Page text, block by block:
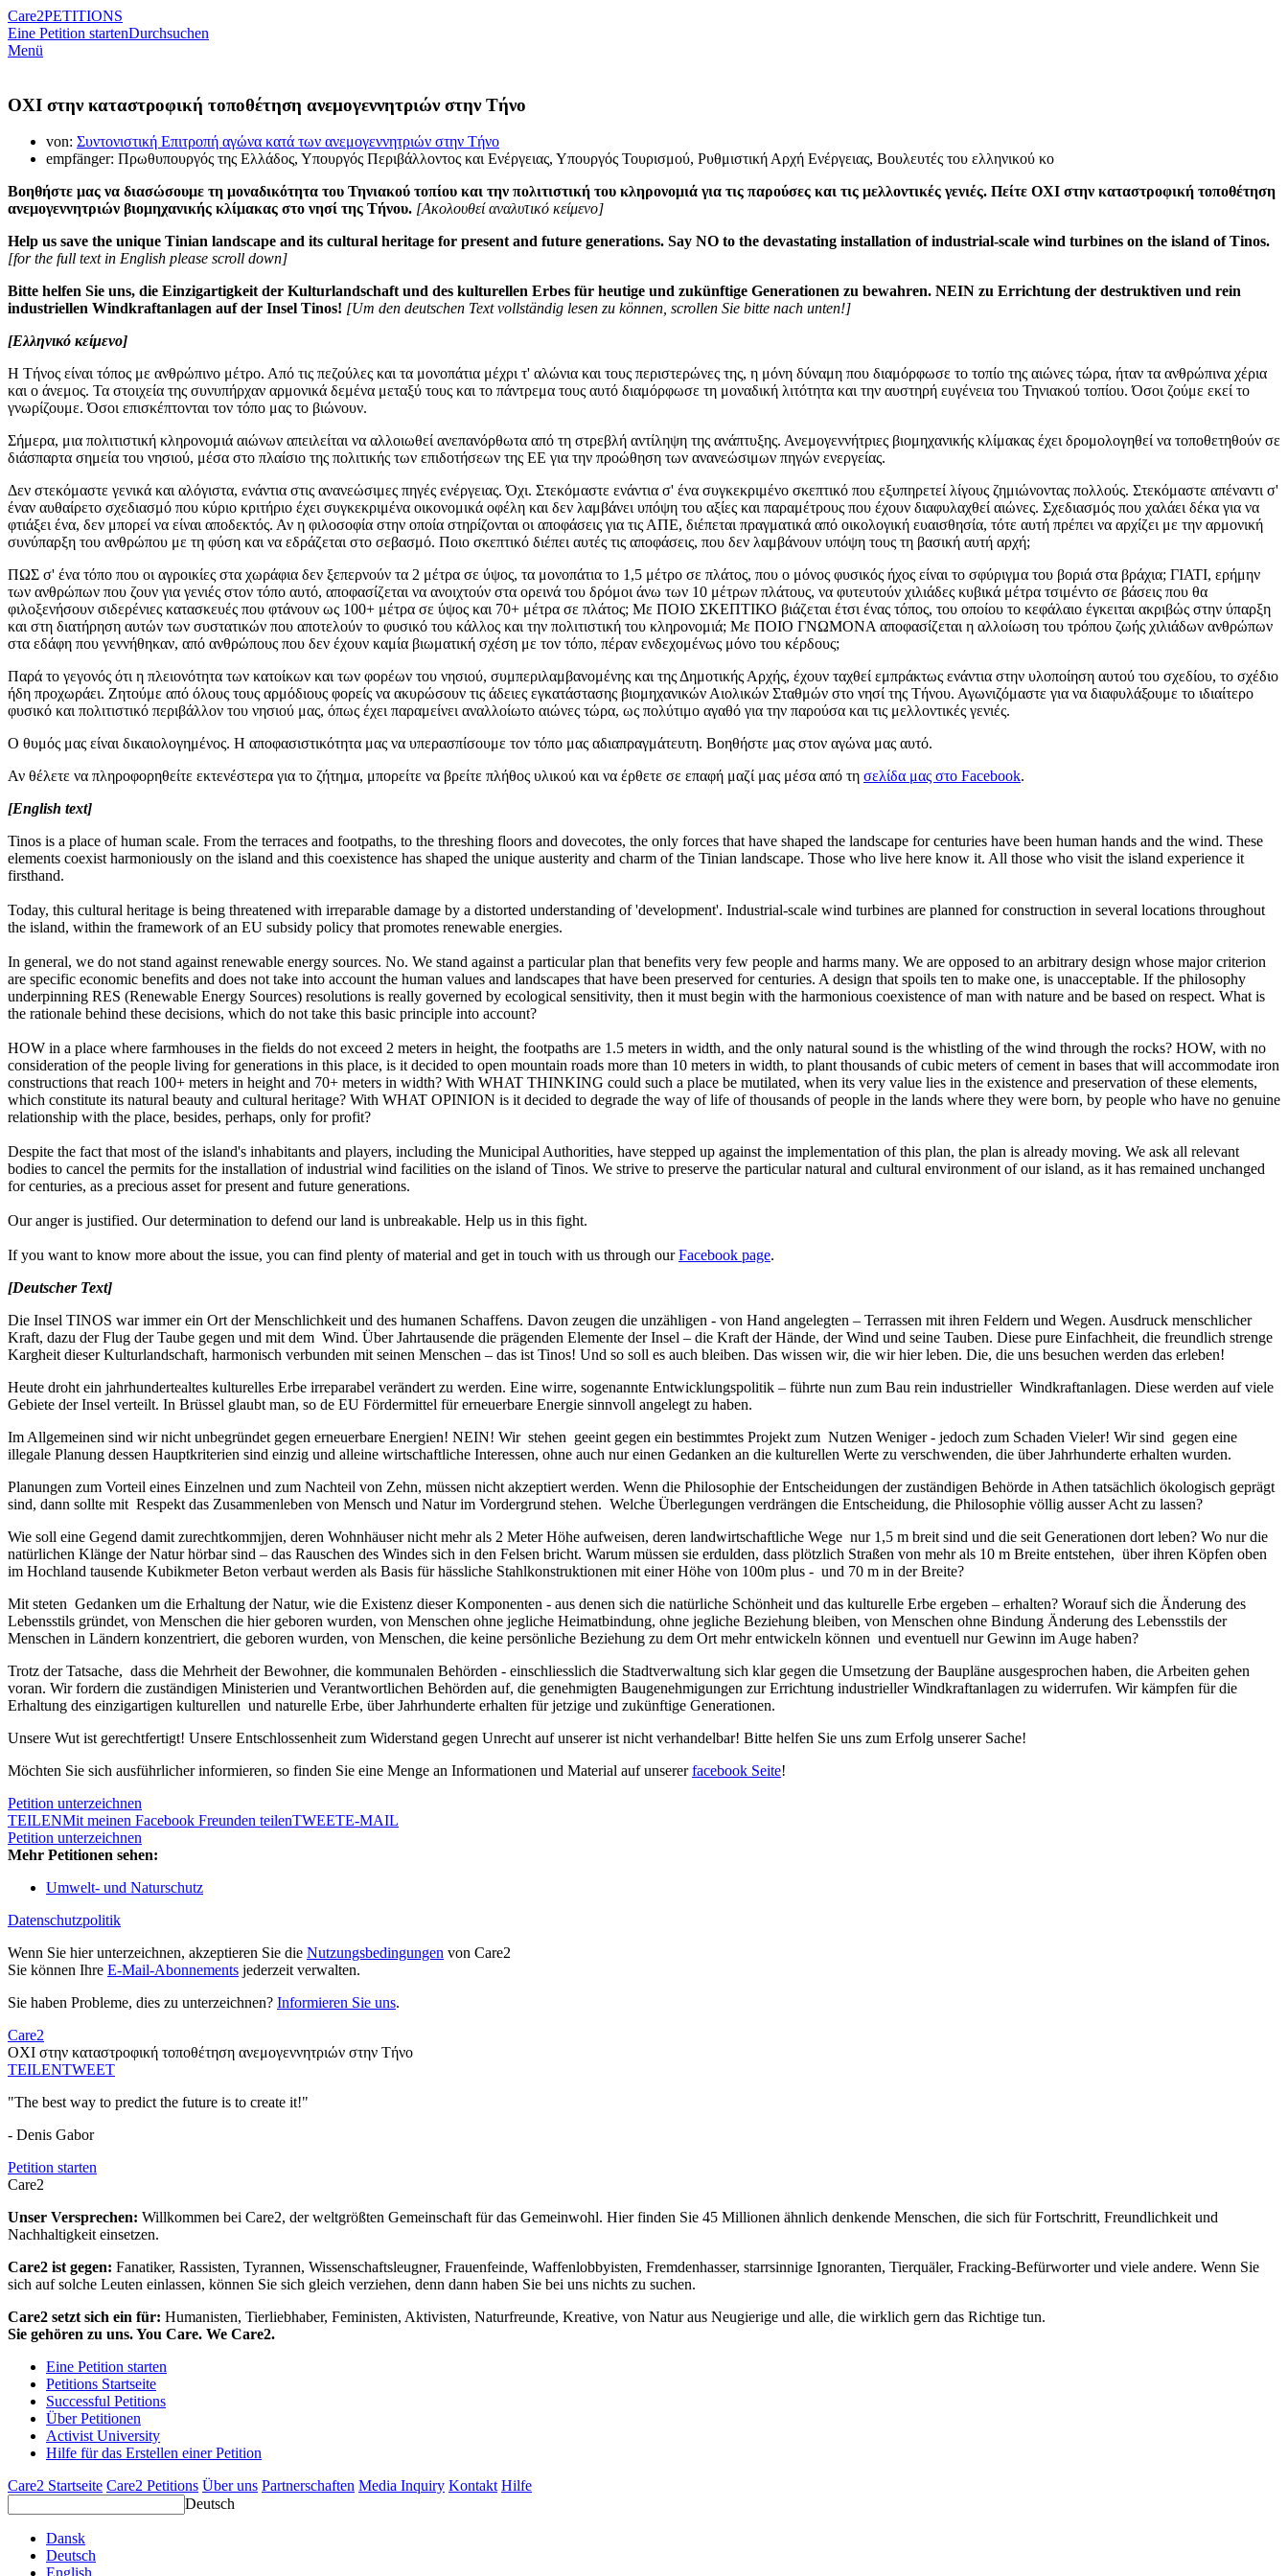
Care2PETITIONS
Eine Petition startenDurchsuchen
Menü
ΟΧΙ στην καταστροφική τοποθέτηση ανεμογεννητριών στην Τήνο
von: Συντονιστική Επιτροπή αγώνα κατά των ανεμογεννητριών στην Τήνο
empfänger: Πρωθυπουργός της Ελλάδος, Υπουργός Περιβάλλοντος και Ενέργειας, Υπουργός Τουρισμού, Ρυθμιστική Αρχή Ενέργειας, Βουλευτές του ελληνικού κο
Βοηθήστε μας να διασώσουμε τη μοναδικότητα του Τηνιακού τοπίου και την πολιτιστική του κληρονομιά για τις παρούσες και τις μελλοντικές γενιές. Πείτε ΟΧΙ στην καταστροφική τοποθέτηση
ανεμογεννητριών βιομηχανικής κλίμακας στο νησί της Τήνου. [Ακολουθεί αναλυτικό κείμενο]
Help us save the unique Tinian landscape and its cultural heritage for present and future generations. Say NO to the devastating installation of industrial-scale wind turbines on the island of Tinos.
[for the full text in English please scroll down]
Bitte helfen Sie uns, die Einzigartigkeit der Kulturlandschaft und des kulturellen Erbes für heutige und zukünftige Generationen zu bewahren. NEIN zu Errichtung der destruktiven und rein
industriellen Windkraftanlagen auf der Insel Tinos! [Um den deutschen Text vollständig lesen zu können, scrollen Sie bitte nach unten!]
[Ελληνικό κείμενο]
Η Τήνος είναι τόπος με ανθρώπινο μέτρο. Από τις πεζούλες και τα μονοπάτια μέχρι τ' αλώνια και τους περιστερώνες της, η μόνη δύναμη που διαμόρφωσε το τοπίο της αιώνες τώρα, ήταν τα ανθρώπινα χέρια
και ο άνεμος. Τα στοιχεία της συνυπήρχαν αρμονικά δεμένα μεταξύ τους και το πάντρεμα τους αυτό διαμόρφωσε τη μοναδική λιτότητα και την αυστηρή ευγένεια του Τηνιακού τοπίου. Όσοι ζούμε εκεί το
γνωρίζουμε. Όσοι επισκέπτονται τον τόπο μας το βιώνουν.
Σήμερα, μια πολιτιστική κληρονομιά αιώνων απειλείται να αλλοιωθεί ανεπανόρθωτα από τη στρεβλή αντίληψη της ανάπτυξης. Ανεμογεννήτριες βιομηχανικής κλίμακας έχει δρομολογηθεί να τοποθετηθούν σε
διάσπαρτα σημεία του νησιού, μέσα στο πλαίσιο της πολιτικής των επιδοτήσεων της ΕΕ για την προώθηση των ανανεώσιμων πηγών ενεργείας.
Δεν στεκόμαστε γενικά και αλόγιστα, ενάντια στις ανανεώσιμες πηγές ενέργειας. Όχι. Στεκόμαστε ενάντια σ' ένα συγκεκριμένο σκεπτικό που εξυπηρετεί λίγους ζημιώνοντας πολλούς. Στεκόμαστε απέναντι σ'
έναν αυθαίρετο σχεδιασμό που κύριο κριτήριο έχει συγκεκριμένα οικονομικά οφέλη και δεν λαμβάνει υπόψη του αξίες και παραμέτρους που έχουν διαφυλαχθεί αιώνες. Σχεδιασμός που χαλάει δέκα για να
φτιάξει ένα, δεν μπορεί να είναι αποδεκτός. Αν η φιλοσοφία στην οποία στηρίζονται οι αποφάσεις για τις ΑΠΕ, διέπεται πραγματικά από οικολογική ευαισθησία, τότε αυτή πρέπει να αρχίζει με την αρμονική
συνύπαρξη του ανθρώπου με τη φύση και να εδράζεται στο σεβασμό. Ποιο σκεπτικό διέπει αυτές τις αποφάσεις, που δεν λαμβάνουν υπόψη τους τη βασική αυτή αρχή;
ΠΩΣ σ' ένα τόπο που οι αγροικίες στα χωράφια δεν ξεπερνούν τα 2 μέτρα σε ύψος, τα μονοπάτια το 1,5 μέτρο σε πλάτος, που ο μόνος φυσικός ήχος είναι το σφύριγμα του βοριά στα βράχια; ΓΙΑΤΙ, ερήμην
των ανθρώπων που ζουν για γενιές στον τόπο αυτό, αποφασίζεται να ανοιχτούν στα ορεινά του δρόμοι άνω των 10 μέτρων πλάτους, να φυτευτούν χιλιάδες κυβικά μέτρα τσιμέντο σε βάσεις που θα
φιλοξενήσουν σιδερένιες κατασκευές που φτάνουν ως 100+ μέτρα σε ύψος και 70+ μέτρα σε πλάτος; Με ΠΟΙΟ ΣΚΕΠΤΙΚΟ βιάζεται έτσι ένας τόπος, του οποίου το κεφάλαιο έγκειται ακριβώς στην ύπαρξη
και στη διατήρηση αυτών των συστατικών που αποτελούν το φυσικό του κάλλος και την πολιτιστική του κληρονομιά; Με ΠΟΙΟ ΓΝΩΜΟΝΑ αποφασίζεται η αλλοίωση του τρόπου ζωής χιλιάδων ανθρώπων
στα εδάφη που γεννήθηκαν, από ανθρώπους που δεν έχουν καμία βιωματική σχέση με τον τόπο, πέραν ενδεχομένως μόνο του κέρδους;
Παρά το γεγονός ότι η πλειονότητα των κατοίκων και των φορέων του νησιού, συμπεριλαμβανομένης και της Δημοτικής Αρχής, έχουν ταχθεί εμπράκτως ενάντια στην υλοποίηση αυτού του σχεδίου, το σχέδιο
ήδη προχωράει. Ζητούμε από όλους τους αρμόδιους φορείς να ακυρώσουν τις άδειες εγκατάστασης βιομηχανικών Αιολικών Σταθμών στο νησί της Τήνου. Αγωνιζόμαστε για να διαφυλάξουμε το ιδιαίτερο
φυσικό και πολιτιστικό περιβάλλον του νησιού μας, όπως έχει παραμείνει αναλλοίωτο αιώνες τώρα, ως πολύτιμο αγαθό για την παρούσα και τις μελλοντικές γενιές.
Ο θυμός μας είναι δικαιολογημένος. Η αποφασιστικότητα μας να υπερασπίσουμε τον τόπο μας αδιαπραγμάτευτη. Βοηθήστε μας στον αγώνα μας αυτό.
Αν θέλετε να πληροφορηθείτε εκτενέστερα για το ζήτημα, μπορείτε να βρείτε πλήθος υλικού και να έρθετε σε επαφή μαζί μας μέσα από τη σελίδα μας στο Facebook.
[English text]
Tinos is a place of human scale. From the terraces and footpaths, to the threshing floors and dovecotes, the only forces that have shaped the landscape for centuries have been human hands and the wind. These
elements coexist harmoniously on the island and this coexistence has shaped the unique austerity and charm of the Tinian landscape. Those who live here know it. All those who visit the island experience it
firsthand.
Today, this cultural heritage is being threatened with irreparable damage by a distorted understanding of 'development'. Industrial-scale wind turbines are planned for construction in several locations throughout
the island, within the framework of an EU subsidy policy that promotes renewable energies.
In general, we do not stand against renewable energy sources. No. We stand against a particular plan that benefits very few people and harms many. We are opposed to an arbitrary design whose major criterion
are specific economic benefits and does not take into account the human values and landscapes that have been preserved for centuries. A design that spoils ten to make one, is unacceptable. If the philosophy
underpinning RES (Renewable Energy Sources) resolutions is really governed by ecological sensitivity, then it must begin with the harmonious coexistence of man with nature and be based on respect. What is
the rationale behind these decisions, which do not take this basic principle into account?
HOW in a place where farmhouses in the fields do not exceed 2 meters in height, the footpaths are 1.5 meters in width, and the only natural sound is the whistling of the wind through the rocks? HOW, with no
consideration of the people living for generations in this place, is it decided to open mountain roads more than 10 meters in width, to plant thousands of cubic meters of cement in bases that will accommodate iron
constructions that reach 100+ meters in height and 70+ meters in width? With WHAT THINKING could such a place be mutilated, when its very value lies in the existence and preservation of these elements,
which constitute its natural beauty and cultural heritage? With WHAT OPINION is it decided to degrade the way of life of thousands of people in the lands where they were born, by people who have no genuine
relationship with the place, besides, perhaps, only for profit?
Despite the fact that most of the island's inhabitants and players, including the Municipal Authorities, have stepped up against the implementation of this plan, the plan is already moving. We ask all relevant
bodies to cancel the permits for the installation of industrial wind facilities on the island of Tinos. We strive to preserve the particular natural and cultural environment of our island, as it has remained unchanged
for centuries, as a precious asset for present and future generations.
Our anger is justified. Our determination to defend our land is unbreakable. Help us in this fight.
If you want to know more about the issue, you can find plenty of material and get in touch with us through ourFacebook page.
[Deutscher Text]
Die Insel TINOS war immer ein Ort der Menschlichkeit und des humanen Schaffens. Davon zeugen die unzähligen - von Hand angelegten – Terrassen mit ihren Feldern und Wegen. Ausdruck menschlicher
Kraft, dazu der Flug der Taube gegen und mit dem Wind. Über Jahrtausende die prägenden Elemente der Insel – die Kraft der Hände, der Wind und seine Tauben. Diese pure Einfachheit, die freundlich strenge
Kargheit dieser Kulturlandschaft, harmonisch verbunden mit seinen Menschen – das ist Tinos! Und so soll es auch bleiben. Das wissen wir, die wir hier leben. Die, die uns besuchen werden das erleben!
Heute droht ein jahrhundertealtes kulturelles Erbe irreparabel verändert zu werden. Eine wirre, sogenannte Entwicklungspolitik – führte nun zum Bau rein industrieller Windkraftanlagen. Diese werden auf viele
Gebiete der Insel verteilt. In Brüssel glaubt man, so de EU Fördermittel für erneuerbare Energie sinnvoll angelegt zu haben.
ImAllgemeinen sind wir nicht unbegründet gegen erneuerbare Energien! NEIN! Wir stehen geeint gegen ein bestimmtes Projekt zum Nutzen Weniger - jedoch zum Schaden Vieler! Wir sind gegen eine
illegale Planung dessen Hauptkriterien sind einzig und alleine wirtschaftliche Interessen, ohne auch nur einen Gedanken an die kulturellen Werte zu verschwenden, die über Jahrhunderte erhalten wurden.
Planungen zum Vorteil eines Einzelnen und zum Nachteil von Zehn, müssen nicht akzeptiert werden. Wenn die Philosophie der Entscheidungen der zuständigen Behörde in Athen tatsächlich ökologisch geprägt
sind, dann sollte mit Respekt das Zusammenleben von Mensch und Natur im Vordergrund stehen. Welche Überlegungen verdrängen die Entscheidung, die Philosophie völlig ausser Acht zu lassen?
Wie soll eine Gegend damit zurechtkommjjen, deren Wohnhäuser nicht mehr als 2 Meter Höhe aufweisen, deren landwirtschaftliche Wege nur 1,5 m breit sind und die seit Generationen dort leben? Wo nur die
natürlichen Klänge der Natur hörbar sind – das Rauschen des Windes sich in den Felsen bricht. Warum müssen sie erdulden, dass plötzlich Straßen von mehr als 10 m Breite entstehen, über ihren Köpfen oben
im Hochland tausende Kubikmeter Beton verbaut werden als Basis für hässliche Stahlkonstruktionen mit einer Höhe von 100m plus - und 70 m in der Breite?
Mit steten Gedanken um die Erhaltung der Natur, wie die Existenz dieser Komponenten - aus denen sich die natürliche Schönheit und das kulturelle Erbe ergeben – erhalten? Worauf sich die Änderung des
Lebensstils gründet, von Menschen die hier geboren wurden, von Menschen ohne jegliche Heimatbindung, ohne jegliche Beziehung bleiben, von Menschen ohne Bindung Änderung des Lebensstils der
Menschen in Ländern konzentriert, die geboren wurden, von Menschen, die keine persönliche Beziehung zu dem Ort mehr entwickeln können und eventuell nur Gewinn im Auge haben?
Trotz der Tatsache, dass die Mehrheit der Bewohner, die kommunalen Behörden - einschliesslich die Stadtverwaltung sich klar gegen die Umsetzung der Baupläne ausgesprochen haben, die Arbeiten gehen
voran. Wir fordern die zuständigen Ministerien und Verantwortlichen Behörden auf, die genehmigten Baugenehmigungen zur Errichtung industrieller Windkraftanlagen zu widerrufen. Wir kämpfen für die
Erhaltung des einzigartigen kulturellen und naturelle Erbe, über Jahrhunderte erhalten für jetzige und zukünftige Generationen.
Unsere Wut ist gerechtfertigt! Unsere Entschlossenheit zum Widerstand gegen Unrecht auf unserer ist nicht verhandelbar! Bitte helfen Sie uns zum Erfolg unserer Sache!
Möchten Sie sich ausführlicher informieren, so finden Sie eine Menge an Informationen und Material auf unsererfacebook Seite!
Petition unterzeichnen
TEILENMit meinen Facebook Freunden teilenTWEETE-MAIL
Petition unterzeichnen
Mehr Petitionen sehen:
Umwelt- und Naturschutz
Datenschutzpolitik
Wenn Sie hier unterzeichnen, akzeptieren Sie die Nutzungsbedingungen von Care2
Sie können Ihre E-Mail-Abonnements jederzeit verwalten.
Sie haben Probleme, dies zu unterzeichnen? Informieren Sie uns.
Care2
ΟΧΙ στην καταστροφική τοποθέτηση ανεμογεννητριών στην Τήνο
TEILENTWEET
"The best way to predict the future is to create it!"
- Denis Gabor
Petition starten
Care2
Unser Versprechen: Willkommen bei Care2, der weltgrößten Gemeinschaft für das Gemeinwohl. Hier finden Sie 45 Millionen ähnlich denkende Menschen, die sich für Fortschritt, Freundlichkeit und
Nachhaltigkeit einsetzen.
Care2 ist gegen: Fanatiker, Rassisten, Tyrannen, Wissenschaftsleugner, Frauenfeinde, Waffenlobbyisten, Fremdenhasser, starrsinnige Ignoranten, Tierquäler, Fracking-Befürworter und viele andere. Wenn Sie
sich auf solche Leuten einlassen, können Sie sich gleich verziehen, denn dann haben Sie bei uns nichts zu suchen.
Care2 setzt sich ein für: Humanisten, Tierliebhaber, Feministen, Aktivisten, Naturfreunde, Kreative, von Natur aus Neugierige und alle, die wirklich gern das Richtige tun.
Sie gehören zu uns. You Care. We Care2.
Eine Petition starten
Petitions Startseite
Successful Petitions
Über Petitionen
Activist University
Hilfe für das Erstellen einer Petition
Care2 Startseite Care2 Petitions Über uns Partnerschaften Media Inquiry Kontakt Hilfe
Deutsch
Dansk
Deutsch